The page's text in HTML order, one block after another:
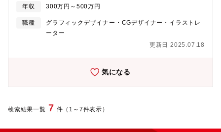
年収 300万円～500万円
職種
グラフィックデザイナー・CGデザイナー・イラストレ
ーター
更新日 2025.07.18
気になる
検索結果一覧 7 件（1～7件表示）